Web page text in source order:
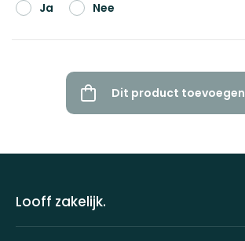
Ja
Nee
Dit product toevoegen
Looff zakelijk.